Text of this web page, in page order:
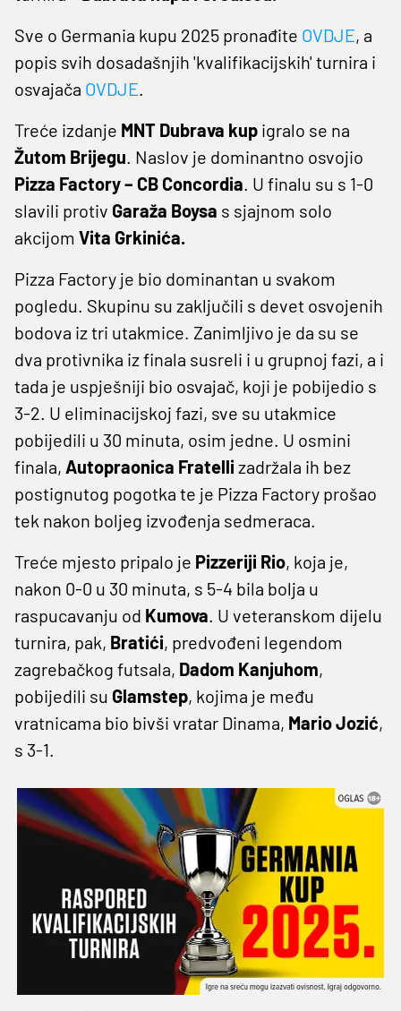
Sve o Germania kupu 2025 pronađite OVDJE, a
popis svih dosadašnjih 'kvalifikacijskih' turnira i
osvajača OVDJE.
Treće izdanje MNT Dubrava kup igralo se na
Žutom Brijegu. Naslov je dominantno osvojio
Pizza Factory – CB Concordia. U finalu su s 1-0
slavili protiv Garaža Boysa s sjajnom solo
akcijom Vita Grkinića.
Pizza Factory je bio dominantan u svakom
pogledu. Skupinu su zaključili s devet osvojenih
bodova iz tri utakmice. Zanimljivo je da su se
dva protivnika iz finala susreli i u grupnoj fazi, a i
tada je uspješniji bio osvajač, koji je pobijedio s
3-2. U eliminacijskoj fazi, sve su utakmice
pobijedili u 30 minuta, osim jedne. U osmini
finala, Autopraonica Fratelli zadržala ih bez
postignutog pogotka te je Pizza Factory prošao
tek nakon boljeg izvođenja sedmeraca.
Treće mjesto pripalo je Pizzeriji Rio, koja je,
nakon 0-0 u 30 minuta, s 5-4 bila bolja u
raspucavanju od Kumova. U veteranskom dijelu
turnira, pak, Bratići, predvođeni legendom
zagrebačkog futsala, Dadom Kanjuhom,
pobijedili su Glamstep, kojima je među
vratnicama bio bivši vratar Dinama, Mario Jozić,
s 3-1.